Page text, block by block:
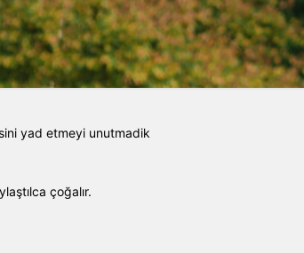
yad etmeyi unutmadik
çoğalır.